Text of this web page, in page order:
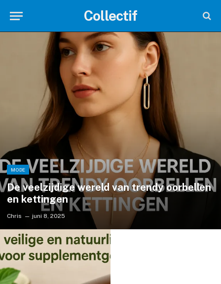
Collectif
MODE
De veelzijdige wereld van trendy oorbellen
en kettingen
Chris juni 8, 2025